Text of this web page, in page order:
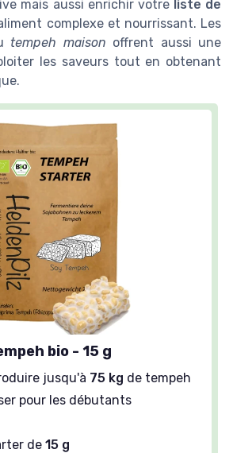
mais aussi enrichir votre liste de
complexe et nourrissant. Les
tempeh maison offrent aussi une
les saveurs tout en obtenant
bio - 15 g
jusqu'à 75 kg de tempeh
pour les débutants
de 15 g